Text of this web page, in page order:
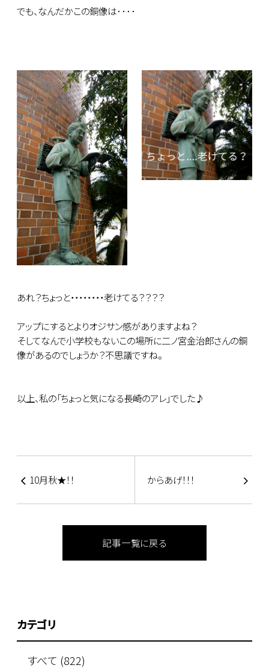
でも、なんだかこの銅像は････
あれ？ちょっと・・・・・・・・老けてる？？？？
アップにするとよりオジサン感がありますよね？
そしてなんで小学校もないこの場所に二ノ宮金治郎さんの銅
像があるのでしょうか？不思議ですね。
以上、私の「ちょっと気になる長崎のアレ」でした♪
10月秋★！！ からあげ！！！
記事一覧に戻る
カテゴリ
すべて (822)